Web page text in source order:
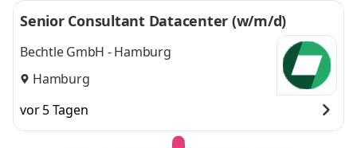
Senior Consultant Datacenter (w/m/d)
Bechtle GmbH - Hamburg
Hamburg
vor 5 Tagen